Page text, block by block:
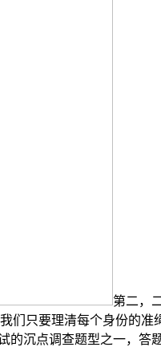
第二，
们只要理清每个身份的
的沉点调查题型之一，